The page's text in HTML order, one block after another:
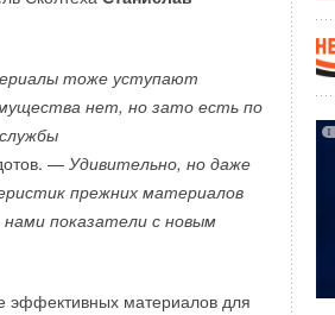
тоже уступают
нет, но зато есть по
— Удивительно, но даже
прежних материалов
показатели с новым
эффективных материалов для
и офисные